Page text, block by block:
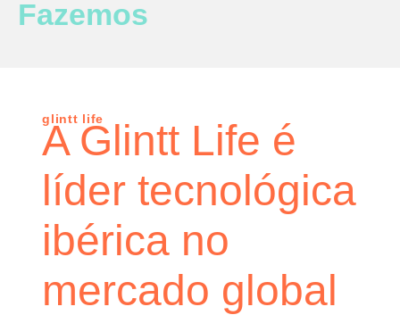
Fazemos
glintt life
A Glintt Life é
líder tecnológica
ibérica no
mercado global